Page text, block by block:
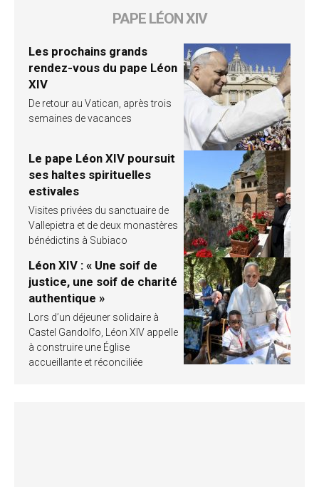
PAPE LÉON XIV
Les prochains grands
rendez-vous du pape Léon
XIV
De retour au Vatican, après trois
semaines de vacances
Le pape Léon XIV poursuit
ses haltes spirituelles
estivales
Visites privées du sanctuaire de
Vallepietra et de deux monastères
bénédictins à Subiaco
Léon XIV : « Une soif de
justice, une soif de charité
authentique »
Lors d’un déjeuner solidaire à
Castel Gandolfo, Léon XIV appelle
à construire une Église
accueillante et réconciliée